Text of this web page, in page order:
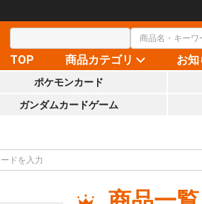
TOP 商品カテゴリ お
ポケモンカード
ガンダムカードゲーム